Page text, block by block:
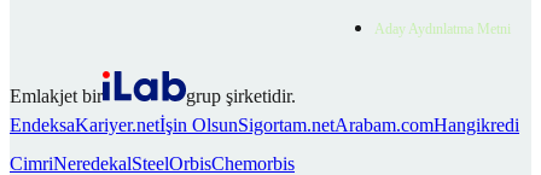
Aday Aydınlatma Metni
Emlakjet bir
grup şirketidir.
EndeksaKariyer.netİşin OlsunSigortam.netArabam.comHangikredi
CimriNeredekalSteelOrbisChemorbis